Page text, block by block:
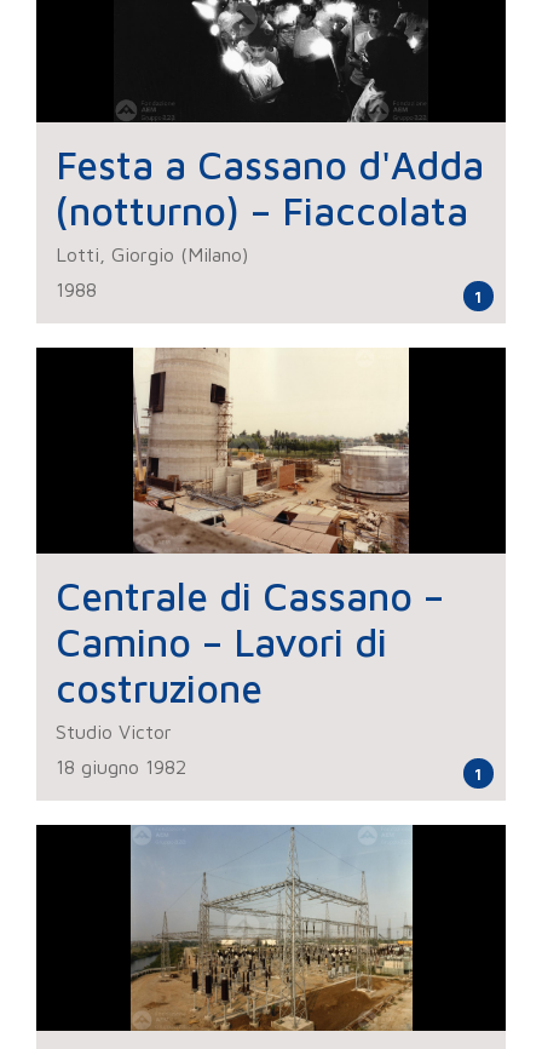
Festa a Cassano d'Adda
(notturno) – Fiaccolata
Lotti, Giorgio (Milano)
1988
1
Centrale di Cassano –
Camino – Lavori di
costruzione
Studio Victor
18 giugno 1982
1